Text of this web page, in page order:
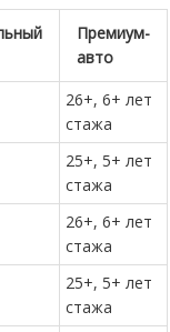
Премиум-
авто
26+, 6+ лет
стажа
25+, 5+ лет
стажа
26+, 6+ лет
стажа
25+, 5+ лет
стажа